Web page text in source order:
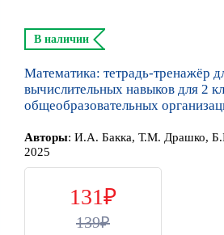
В наличии
Математика: тетрадь-тренажёр
вычислительных навыков для 2
общеобразовательных
Авторы: И.А. Бакка, Т.М. Драшко,
2025
131
139